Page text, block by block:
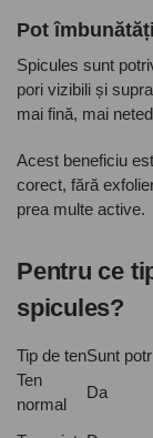
Pot
Spicules sunt
pori vizibili și
mai fină, mai
Acest beneficiu
corect, fără
prea multe active.
Pentru ce
spicules?
Tip de tenSunt
Ten
normal
Da